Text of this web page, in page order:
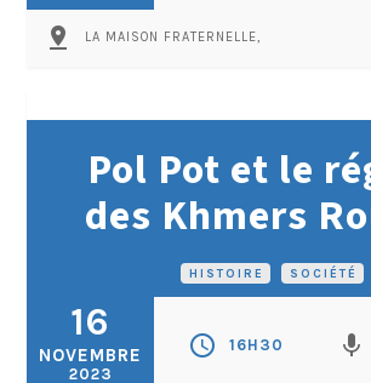
pin_drop LA MAISON FRATERNELLE,
HISTOIRE SOCIÉTÉ
Pol Pot et le
des Khmers
16
NOVEMBRE
2023
schedule 16H30 mic